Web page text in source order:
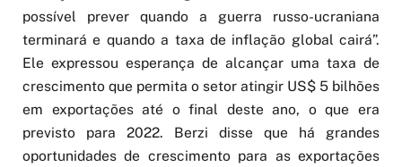
possível prever quando a guerra russo-ucraniana
terminará e quando a taxa de inflação global cairá”.
Ele expressou esperança de alcançar uma taxa de
crescimento que permita o setor atingir US$ 5 bilhões
em exportações até o final deste ano, o que era
previsto para 2022. Berzi disse que há grandes
oportunidades de crescimento para as exportações